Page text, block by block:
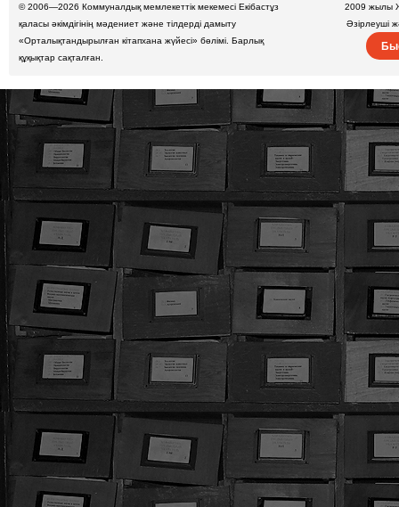
© 2006—2026 Коммуналдық мемлекеттік мекемесі Екібастұз
қаласы әкімдігінің мәдениет және тілдерді дамыту
«Орталықтандырылған кітапхана жүйесі» бөлімі. Барлық
құқықтар сақталған.
2009 жылы
Әзірлеуші